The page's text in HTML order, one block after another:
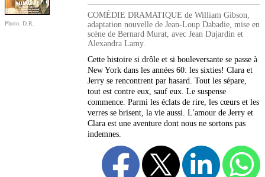
Photo: D.R.
COMÉDIE DRAMATIQUE de William Gibson,
adaptation nouvelle de Jean-Loup Dabadie, mise en
scène de Bernard Murat, avec Jean Dujardin et
Alexandra Lamy.
Cette histoire si drôle et si bouleversante se passe à
New York dans les années 60: les sixties! Clara et
Jerry se rencontrent par hasard. Tout les sépare,
tout est contre eux, sauf eux. Le suspense
commence. Parmi les éclats de rire, les cœurs et les
verres se brisent, la vie aussi. L'amour de Jerry et
Clara est une aventure dont nous ne sortons pas
indemnes.